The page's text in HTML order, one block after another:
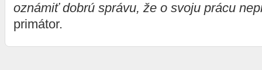
oznámiť dobrú správu, že o svoju prácu
primátor.